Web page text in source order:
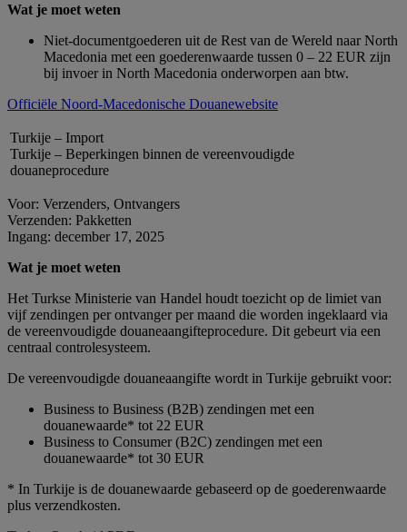
Wat je moet weten
Niet-documentgoederen uit de Rest van de Wereld naar North
Macedonia met een goederenwaarde tussen 0 – 22 EUR zijn
bij invoer in North Macedonia onderworpen aan btw.
Officiële Noord-Macedonische Douanewebsite
Turkije – Import
Turkije – Beperkingen binnen de vereenvoudigde
douaneprocedure
Voor: Verzenders, Ontvangers
Verzenden: Pakketten
Ingang: december 17, 2025
Wat je moet weten
Het Turkse Ministerie van Handel houdt toezicht op de limiet van
vijf zendingen per ontvanger per maand die worden ingeklaard via
de vereenvoudigde douaneaangifteprocedure. Dit gebeurt via een
centraal controlesysteem.
De vereenvoudigde douaneaangifte wordt in Turkije gebruikt voor:
Business to Business (B2B) zendingen met een
douanewaarde* tot 22 EUR
Business to Consumer (B2C) zendingen met een
douanewaarde* tot 30 EUR
* In Turkije is de douanewaarde gebaseerd op de goederenwaarde
plus verzendkosten.